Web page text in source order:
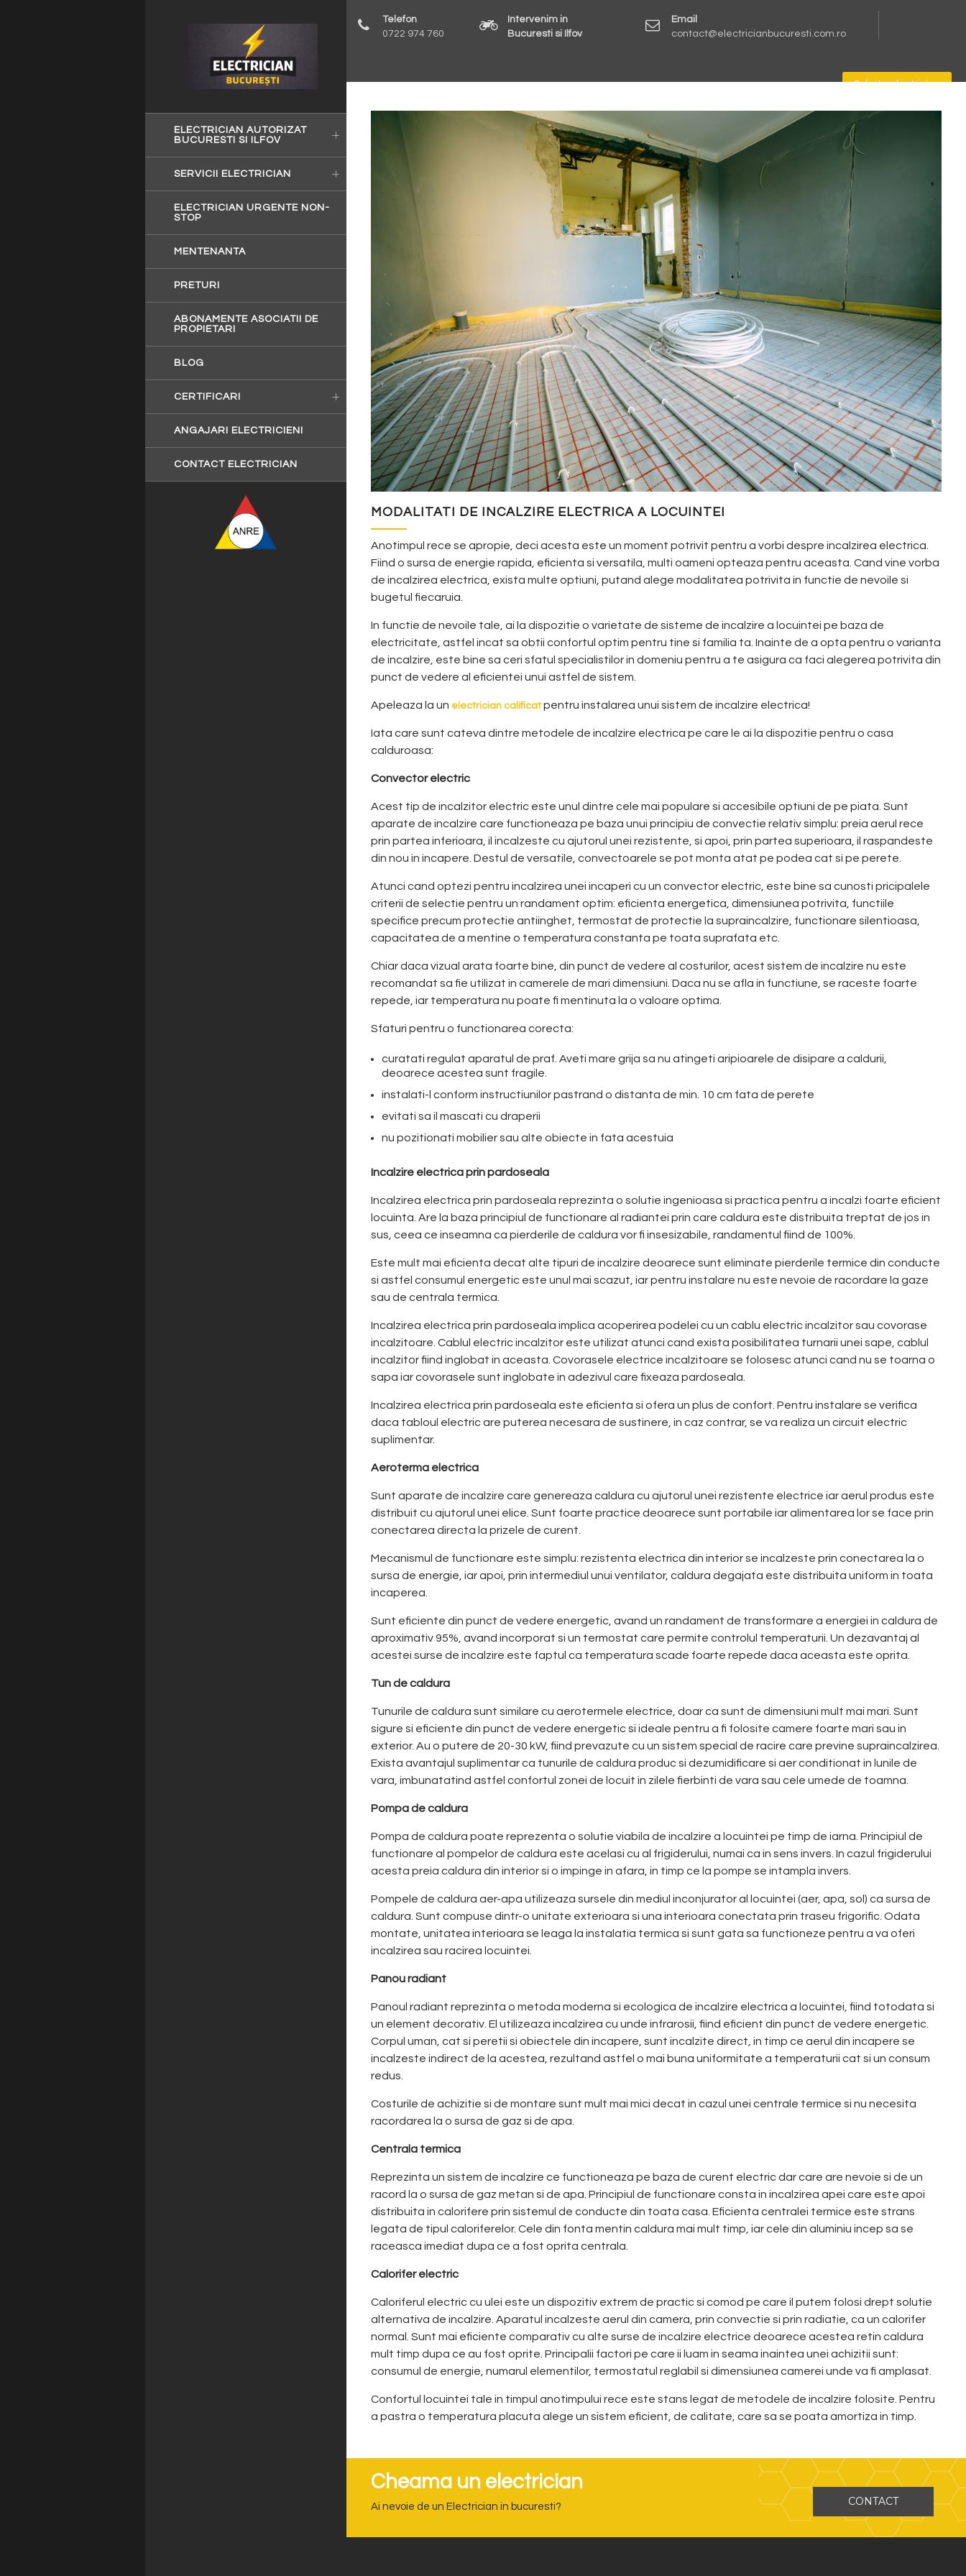
Telefon
0722 974 760
Intervenim in
Bucuresti si Ilfov
Email
contact@electricianbucuresti.com.ro
Solicita electrician
ELECTRICIAN AUTORIZAT
BUCURESTI SI ILFOV
SERVICII ELECTRICIAN
ELECTRICIAN URGENTE NON-
STOP
MENTENANTA
PRETURI
ABONAMENTE ASOCIATII DE
PROPIETARI
BLOG
CERTIFICARI
ANGAJARI ELECTRICIENI
CONTACT ELECTRICIAN
MODALITATI DE INCALZIRE ELECTRICA A LOCUINTEI
Anotimpul rece se apropie, deci acesta este un moment potrivit pentru a vorbi despre incalzirea electrica.
Fiind o sursa de energie rapida, eficienta si versatila, multi oameni opteaza pentru aceasta. Cand vine vorba
de incalzirea electrica, exista multe optiuni, putand alege modalitatea potrivita in functie de nevoile si
bugetul fiecaruia.
In functie de nevoile tale, ai la dispozitie o varietate de sisteme de incalzire a locuintei pe baza de
electricitate, astfel incat sa obtii confortul optim pentru tine si familia ta.Inainte de a opta pentru o varianta
de incalzire, este bine sa ceri sfatul specialistilor in domeniu pentru a te asigura ca faci alegerea potrivita din
punct de vedere al eficientei unui astfel de sistem.
Apeleaza la un electrician calificatpentru instalarea unui sistem de incalzire electrica!
Iata care sunt cateva dintre metodele de incalzire electrica pe care le ai la dispozitie pentru o casa
calduroasa:
Convector electric
Acest tip de incalzitor electric este unul dintre cele mai populare si accesibile optiuni de pe piata. Sunt
aparate de incalzire care functioneaza pe baza unui principiu de convectie relativ simplu: preia aerul rece
prin partea inferioara, il incalzeste cu ajutorul unei rezistente, si apoi, prin partea superioara, il raspandeste
din nou in incapere. Destul de versatile, convectoarele se pot monta atat pe podea cat si pe perete.
Atunci cand optezi pentru incalzirea unei incaperi cu un convector electric, este bine sa cunosti pricipalele
criterii de selectie pentru un randament optim: eficienta energetica, dimensiunea potrivita, functiile
specifice precum protectie antiinghet, termostat de protectie la supraincalzire, functionare silentioasa,
capacitatea de a mentine o temperatura constanta pe toata suprafata etc.
Chiar daca vizual arata foarte bine, din punct de vedere al costurilor, acest sistem de incalzire nu este
recomandat sa fie utilizat in camerele de mari dimensiuni. Daca nu se afla in functiune, se raceste foarte
repede, iar temperatura nu poate fi mentinuta la o valoare optima.
Sfaturi pentru o functionarea corecta:
curatati regulat aparatul de praf. Aveti mare grija sa nu atingeti aripioarele de disipare a caldurii,
deoarece acestea sunt fragile.
instalati-l conform instructiunilor pastrand o distanta de min. 10 cm fata de perete
evitati sa il mascati cu draperii
nu pozitionati mobilier sau alte obiecte in fata acestuia
Incalzire electrica prin pardoseala
Incalzirea electrica prin pardoseala reprezinta o solutie ingenioasa si practica pentru a incalzi foarte eficient
locuinta. Are la baza principiul de functionare al radiantei prin care caldura este distribuita treptat de jos in
sus, ceea ce inseamna ca pierderile de caldura vor fi insesizabile, randamentul fiind de 100%.
Este mult mai eficienta decat alte tipuri de incalzire deoarece sunt eliminate pierderile termice din conducte
si astfel consumul energetic este unul mai scazut, iar pentru instalare nu este nevoie de racordare la gaze
sau de centrala termica.
Incalzirea electrica prin pardoseala implica acoperirea podelei cu un cablu electric incalzitor sau covorase
incalzitoare. Cablul electric incalzitor este utilizat atunci cand exista posibilitatea turnarii unei sape, cablul
incalzitor fiind inglobat in aceasta. Covorasele electrice incalzitoare se folosesc atunci cand nu se toarna o
sapa iar covorasele sunt inglobate in adezivul care fixeaza pardoseala.
Incalzirea electrica prin pardoseala este eficienta si ofera un plus de confort. Pentru instalare se verifica
daca tabloul electric are puterea necesara de sustinere, in caz contrar, se va realiza un circuit electric
suplimentar.
Aeroterma electrica
Sunt aparate de incalzire care genereaza caldura cu ajutorul unei rezistente electrice iar aerul produs este
distribuit cu ajutorul unei elice. Sunt foarte practice deoarece sunt portabile iar alimentarea lor se face prin
conectarea directa la prizele de curent.
Mecanismul de functionare este simplu: rezistenta electrica din interior se incalzeste prin conectarea la o
sursa de energie, iar apoi, prin intermediul unui ventilator, caldura degajata este distribuita uniform in toata
incaperea.
Sunt eficiente din punct de vedere energetic, avand un randament de transformare a energiei in caldura de
aproximativ 95%, avand incorporat si un termostat care permite controlul temperaturii. Un dezavantaj al
acestei surse de incalzire este faptul ca temperatura scade foarte repede daca aceasta este oprita.
Tun de caldura
Tunurile de caldura sunt similare cu aerotermele electrice, doar ca sunt de dimensiuni mult mai mari. Sunt
sigure si eficiente din punct de vedere energetic si ideale pentru a fi folosite camere foarte mari sau in
exterior. Au o putere de 20-30 kW, fiind prevazute cu un sistem special de racire care previne supraincalzirea.
Exista avantajul suplimentar ca tunurile de caldura produc si dezumidificare si aer conditionat in lunile de
vara, imbunatatind astfel confortul zonei de locuit in zilele fierbinti de vara sau cele umede de toamna.
Pompa de caldura
Pompa de caldura poate reprezenta o solutie viabila de incalzire a locuintei pe timp de iarna.Principiul de
functionare al pompelor de caldura este acelasi cu al frigiderului, numai ca in sens invers. In cazul frigiderului
acesta preia caldura din interior si o impinge in afara, in timp ce la pompe se intampla invers.
Pompele de caldura aer-apa utilizeaza sursele din mediul inconjurator al locuintei (aer, apa, sol) ca sursa de
caldura. Sunt compuse dintr-o unitate exterioara si una interioara conectata prin traseu frigorific. Odata
montate, unitatea interioara se leaga la instalatia termica si sunt gata sa functioneze pentru a va oferi
incalzirea sau racirea locuintei.
Panou radiant
Panoul radiant reprezinta o metoda moderna si ecologica de incalzire electrica a locuintei, fiind totodata si
un element decorativ. El utilizeaza incalzirea cu unde infrarosii, fiind eficient din punct de vedere energetic.
Corpul uman, cat si peretii si obiectele din incapere, sunt incalzite direct, in timp ce aerul din incapere se
incalzeste indirect de la acestea, rezultand astfel o mai buna uniformitate a temperaturii cat si un consum
redus.
Costurile de achizitie si de montare sunt mult mai mici decat in cazul unei centrale termice si nu necesita
racordarea la o sursa de gaz si de apa.
Centrala termica
Reprezinta un sistem de incalzire ce functioneaza pe baza de curent electric dar care are nevoie si de un
racord la o sursa de gaz metan si de apa. Principiul de functionare consta in incalzirea apei care este apoi
distribuita in calorifere prin sistemul de conducte din toata casa. Eficienta centralei termice este strans
legata de tipul caloriferelor. Cele din fonta mentin caldura mai mult timp, iar cele din aluminiu incep sa se
raceasca imediat dupa ce a fost oprita centrala.
Calorifer electric
Caloriferul electric cu ulei este un dispozitiv extrem de practic si comod pe care il putem folosi drept solutie
alternativa de incalzire. Aparatul incalzeste aerul din camera, prin convectie si prin radiatie, ca un calorifer
normal. Sunt mai eficiente comparativ cu alte surse de incalzire electrice deoarece acestea retin caldura
mult timp dupa ce au fost oprite. Principalii factori pe care ii luam in seama inaintea unei achizitii sunt:
consumul de energie, numarul elementilor, termostatul reglabil si dimensiunea camerei unde va fi amplasat.
Confortul locuintei tale in timpul anotimpului rece este stans legat de metodele de incalzire folosite. Pentru
a pastra o temperatura placuta alege un sistem eficient, de calitate, care sa se poata amortiza in timp.
Cheama un electrician
Ai nevoie de un Electrician in bucuresti? CONTACT